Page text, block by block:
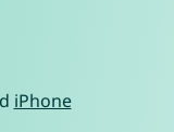
iPhone